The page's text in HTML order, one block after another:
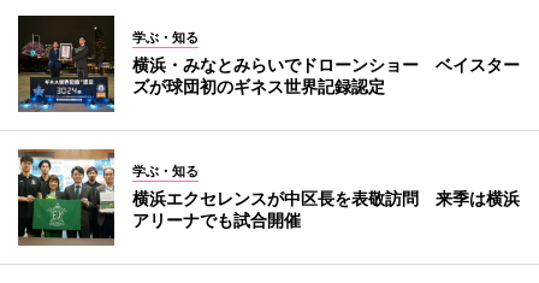
学ぶ・知る
横浜・みなとみらいでドローンショー ベイスター
ズが球団初のギネス世界記録認定
学ぶ・知る
横浜エクセレンスが中区長を表敬訪問 来季は横浜
アリーナでも試合開催